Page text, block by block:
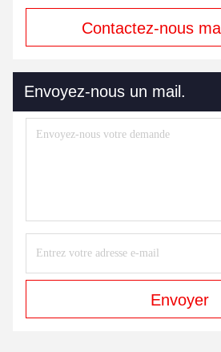
Contactez-nous
Envoyez-nous un mail.
Envoyer